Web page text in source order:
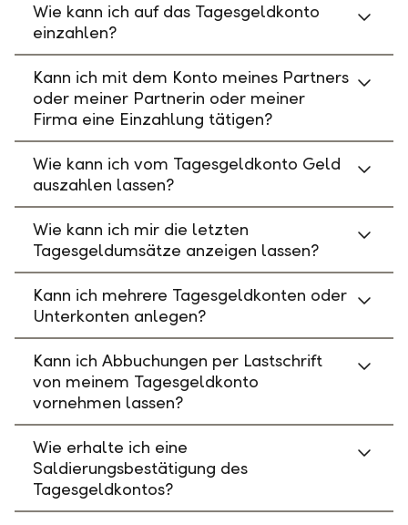
Wie kann ich auf das Tagesgeldkonto
einzahlen?
Kann ich mit dem Konto meines Partners
oder meiner Partnerin oder meiner
Firma eine Einzahlung tätigen?
Wie kann ich vom Tagesgeldkonto Geld
auszahlen lassen?
Wie kann ich mir die letzten
Tagesgeldumsätze anzeigen lassen?
Kann ich mehrere Tagesgeldkonten oder
Unterkonten anlegen?
Kann ich Abbuchungen per Lastschrift
von meinem Tagesgeldkonto
vornehmen lassen?
Wie erhalte ich eine
Saldierungsbestätigung des
Tagesgeldkontos?